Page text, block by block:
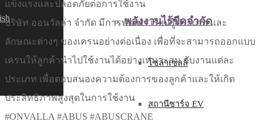
พลังงานไร้ขีดจำกัด
โซล่าเซลล์
สถานีชาร์จ EV
แข็งแรงและปลอดภัยต่อการใช้งาน
บริษัท ออนวัลล่า จำกัด มีการพัฒนา เรียนรู้ประเภท และ
ลักษณะต่างๆ ของเครนอย่างต่อเนื่อง เพื่อที่จะสามารถออกแบบ
เครนให้ลูกค้านำไปใช้งานได้อย่างเหมาะสม กับงานแต่ละ
ประเภท เพื่อตอบสนองความต้องการของลูกค้าและให้เกิด
ประสิทธิภาพสูงสุดในการใช้งาน
#ONVALLA #ABUS #ABUSCRANE